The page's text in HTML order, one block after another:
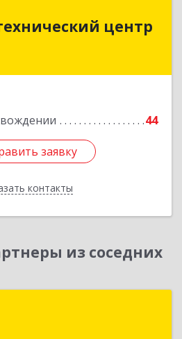
центр
44
заявку
контакты
центр
обл, Бугуруслан г,
заявку
Назад
из соседних